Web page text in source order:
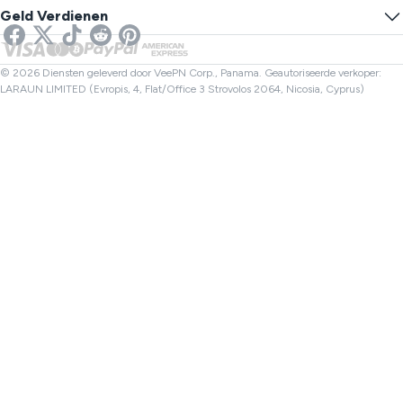
VPN voor Streaming
Netflix VPN
Online SMS
Link Controle
Bestandscontrole
VK VPN
Canada VPN
Turkije VPN
Geld Verdienen
Partners
© 2026 Diensten geleverd door VeePN Corp., Panama. Geautoriseerde verkoper:
LARAUN LIMITED (Evropis, 4, Flat/Office 3 Strovolos 2064, Nicosia, Cyprus)